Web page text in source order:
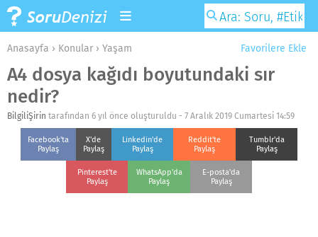
Favorilere Ekle
Anasayfa › Konular › Yaşam
A4 dosya kağıdı boyutundaki sır
nedir?
BilgiliŞirin tarafından 6 yıl önce oluşturuldu - 7 Aralık 2019 Cumartesi 14:59
Facebook'ta
Paylaş
X'de
Paylaş
Linkedin'de
Paylaş
Reddit'te
Paylaş
Tumblr'da
Paylaş
Pinterest'te
Paylaş
WhatsApp'da
Paylaş
E-posta'da
Paylaş